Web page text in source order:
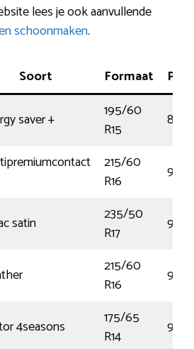
lees je ook aanvullende
schoonmaken.
Soort Formaat
saver +
195/60
R15
88H
215/60
R16
95H
satin
235/50
R17
96Y
215/60
R16
99V
4seasons
175/65
R14
90T